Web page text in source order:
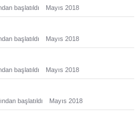
başlatıldı Mayıs 2018
başlatıldı Mayıs 2018
başlatıldı Mayıs 2018
başlatıldı Mayıs 2018